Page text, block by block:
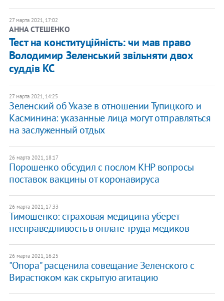
27 марта 2021, 17:02
АННА СТЕШЕНКО
Тест на конституційність: чи мав право
Володимир Зеленський звільняти двох
суддів КС
27 марта 2021, 14:25
Зеленский об Указе в отношении Тупицкого и
Касминина: указанные лица могут отправляться
на заслуженный отдых
26 марта 2021, 18:17
Порошенко обсудил с послом КНР вопросы
поставок вакцины от коронавируса
26 марта 2021, 17:33
Тимошенко: страховая медицина уберет
несправедливость в оплате труда медиков
26 марта 2021, 16:25
"Опора" расценила совещание Зеленского с
Вирастюком как скрытую агитацию